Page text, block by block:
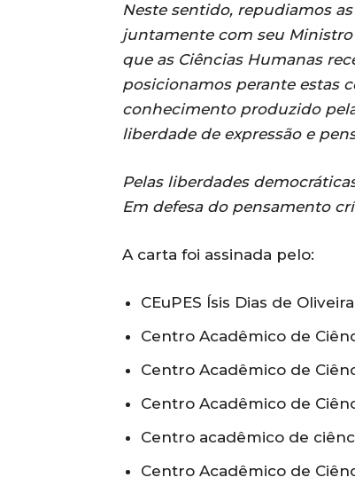
Neste sentido, repudiamos
juntamente com seu
que as Ciências Humanas
posicionamos perante estas
conhecimento produzido
liberdade de expressão e
Pelas liberdades
Em defesa do pensamento
A carta foi assinada pelo:
CEuPES Ísis Dias de
Centro Acadêmico de
Centro Acadêmico de
Centro Acadêmico de
Centro acadêmico de
Centro Acadêmico de